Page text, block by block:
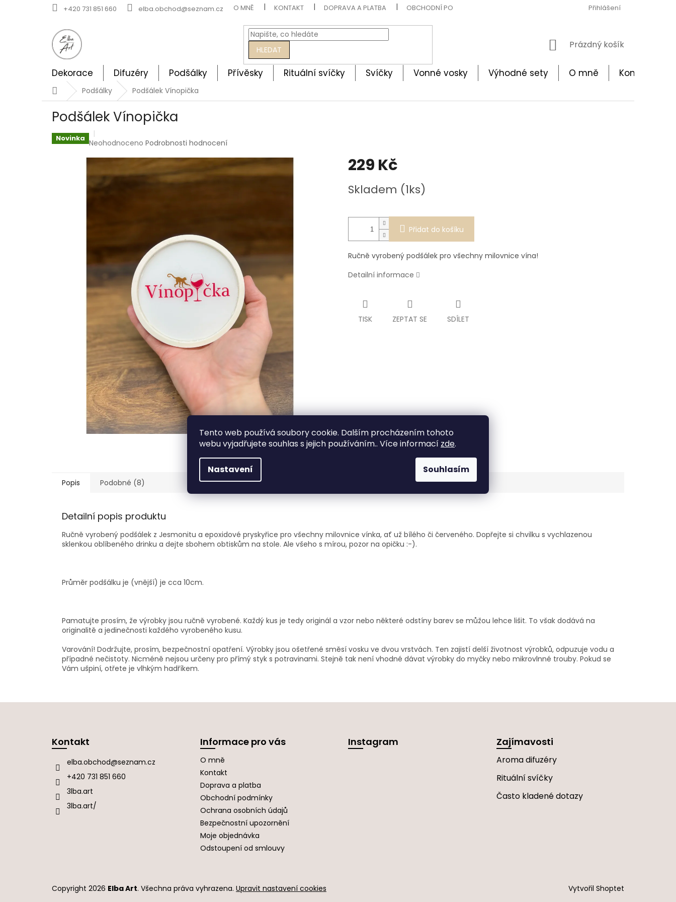
Tento web používá soubory cookie. Dalším procházením tohoto
webu vyjadřujete souhlas s jejich používáním.. Více informací zde.
Nastavení Souhlasím
+420 731 851 660 elba.obchod@seznam.cz O MNĚ KONTAKT DOPRAVA A PLATBA OBCHODNÍ PODMÍNKY OCHRANA OSOBNÍCH ÚDAJŮ BEZPEČNOSTNÍ
Přihlášení
HLEDAT
NÁKUPNÍ
Prázdný košík
Dekorace Difuzéry Podšálky Přívěsky Rituální svíčky Svíčky Vonné vosky Výhodné sety O mně Kontakt
DomůPodšálky Podšálek Vínopička
Podšálek Vínopička
Novinka Průměrné
z
Neohodnoceno Podrobnosti hodnocení
229 Kč
cena:
Skladem (1ks)
Přidat do košíku
Ručně vyrobený podšálek pro všechny milovnice vína!
Detailní informace
TISK ZEPTAT SE SDÍLET
Popis Podobné (8)
Detailní popis produktu
Ručně vyrobený podšálek z Jesmonitu a epoxidové pryskyřice pro všechny milovnice vínka, ať už bílého či červeného. Dopřejte si chvilku s vychlazenou
sklenkou oblíbeného drinku a dejte sbohem obtiskům na stole. Ale všeho s mírou, pozor na opičku :-).
Průměr podšálku je (vnější) je cca 10cm.
Pamatujte prosím, že výrobky jsou ručně vyrobené. Každý kus je tedy originál a vzor nebo některé odstíny barev se můžou lehce lišit. To však dodává na
originalitě a jedinečnosti každého vyrobeného kusu.
Varování! Dodržujte, prosím, bezpečnostní opatření. Výrobky jsou ošetřené směsí vosku ve dvou vrstvách. Ten zajistí delší životnost výrobků, odpuzuje vodu a
případné nečistoty. Nicméně nejsou určeny pro přímý styk s potravinami. Stejně tak není vhodné dávat výrobky do myčky nebo mikrovlnné trouby. Pokud se
Vám ušpiní, otřete je vlhkým hadříkem.
Kontakt
elba.obchod@seznam.cz
+420 731 851 660
3lba.art
3lba.art/
Informace pro vás
O mně
Kontakt
Doprava a platba
Obchodní podmínky
Ochrana osobních údajů
Bezpečnostní upozornění
Moje objednávka
Odstoupení od smlouvy
Instagram Zajímavosti
Aroma difuzéry
Rituální svíčky
Často kladené dotazy
Vytvořil Shoptet
Copyright 2026 Elba Art. Všechna práva vyhrazena. Upravit nastavení cookies